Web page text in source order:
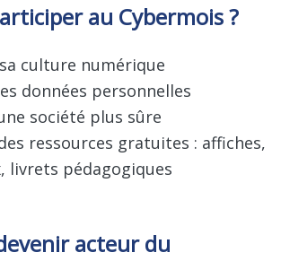
au Cybermois ?
culture numérique
données personnelles
société plus sûre
ressources gratuites : affiches,
livrets pédagogiques
acteur du